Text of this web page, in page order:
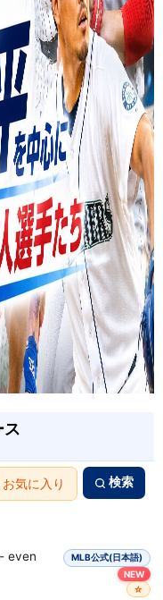
ス
検索
気に入り
even
MLB公式(日本語)
NEW
☆